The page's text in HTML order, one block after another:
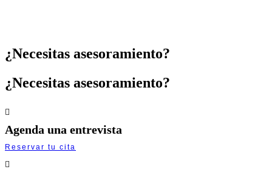
¿Necesitas asesoramiento?
¿Necesitas asesoramiento?
Agenda una entrevista
Reservar tu cita